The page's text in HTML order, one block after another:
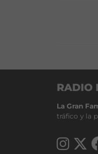
RADIO
La Gran
tráfico y la